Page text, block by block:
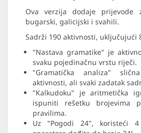
Ova verzija dodaje
bugarski, galicijski i svahili.
Sadrži 190 aktivnosti, uključujući
"Nastava gramatike" je
svaku pojedinačnu vrstu riječi.
"Gramatička analiza"
aktivnosti, ali svaki zadatak
"Kalkudoku" je aritmetička
ispuniti rešetku brojevima
pravilima.
Uz "Pogodi 24", koristeći